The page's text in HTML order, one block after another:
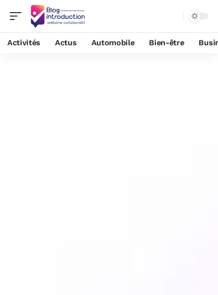
Activités Actus Automobile Bien-être